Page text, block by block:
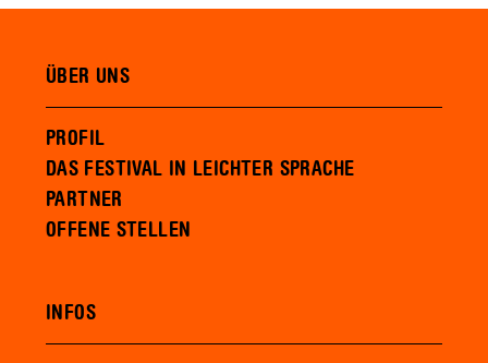
ÜBER UNS
PROFIL
DAS FESTIVAL IN LEICHTER SPRACHE
PARTNER
OFFENE STELLEN
INFOS